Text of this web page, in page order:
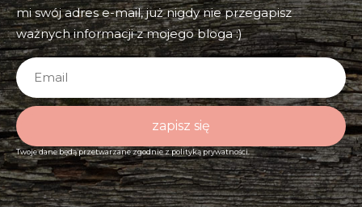
mi swój adres e-mail, już nigdy nie przegapisz
ważnych informacji z mojego bloga :)
zapisz się
Twoje dane będą przetwarzane zgodnie zpolityką prywatności.